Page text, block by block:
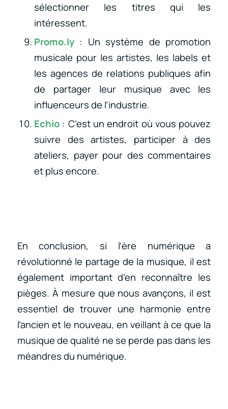
sélectionner les titres qui les
intéressent.
Promo.ly : Un système de promotion
musicale pour les artistes, les labels et
les agences de relations publiques afin
de partager leur musique avec les
influenceurs de l’industrie.
Echio : C’est un endroit où vous pouvez
suivre des artistes, participer à des
ateliers, payer pour des commentaires
et plus encore.
En conclusion, si l’ère numérique a
révolutionné le partage de la musique, il est
également important d’en reconnaître les
pièges. À mesure que nous avançons, il est
essentiel de trouver une harmonie entre
l’ancien et le nouveau, en veillant à ce que la
musique de qualité ne se perde pas dans les
méandres du numérique.